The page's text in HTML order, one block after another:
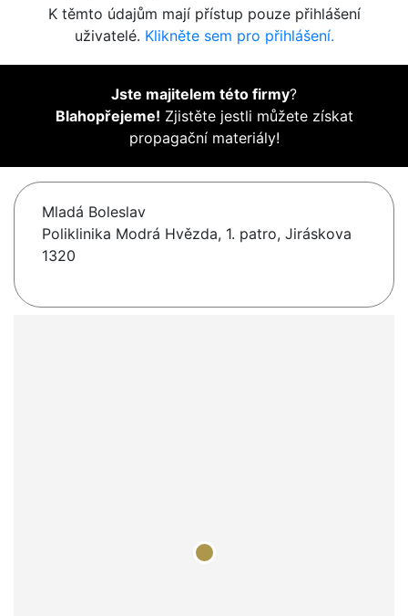
K těmto údajům mají přístup pouze přihlášení
uživatelé. Klikněte sem pro přihlášení.
Jste majitelem této firmy?
Blahopřejeme! Zjistěte jestli můžete získat
propagační materiály!
Mladá Boleslav
Poliklinika Modrá Hvězda, 1. patro, Jiráskova
1320